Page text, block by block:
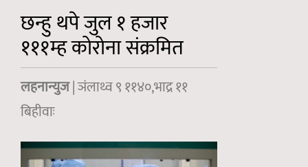
छन्हु थपे जुल १ हजार
१११म्ह कोरोना संक्रमित
लहनान्युज| ञंलाथ्व ९ ११४०,भाद्र ११
बिहीवाः